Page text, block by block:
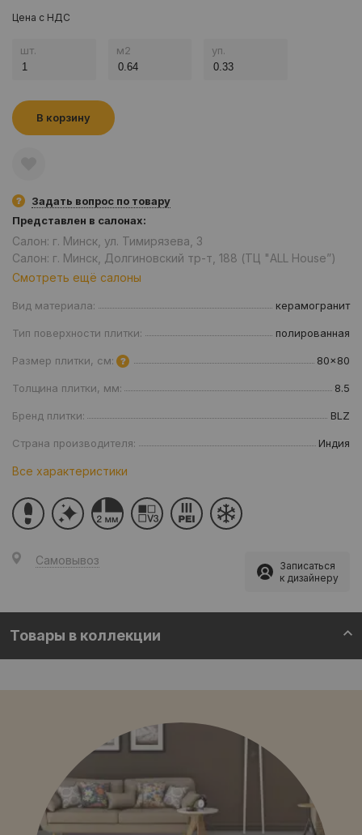
Цена с НДС
шт. м2 уп.
В корзину
Задать вопрос по товару
Представлен в салонах:
Салон: г. Минск, ул. Тимирязева, 3
Салон: г. Минск, Долгиновский тр-т, 188 (ТЦ "ALL House”)
Смотреть ещё салоны
Вид материала: керамогранит
Тип поверхности плитки: полированная
Размер плитки, см: 80x80
Толщина плитки, мм: 8.5
Бренд плитки: BLZ
Страна производителя: Индия
Все характеристики
Самовывоз
Записаться
к дизайнеру
Товары в коллекции